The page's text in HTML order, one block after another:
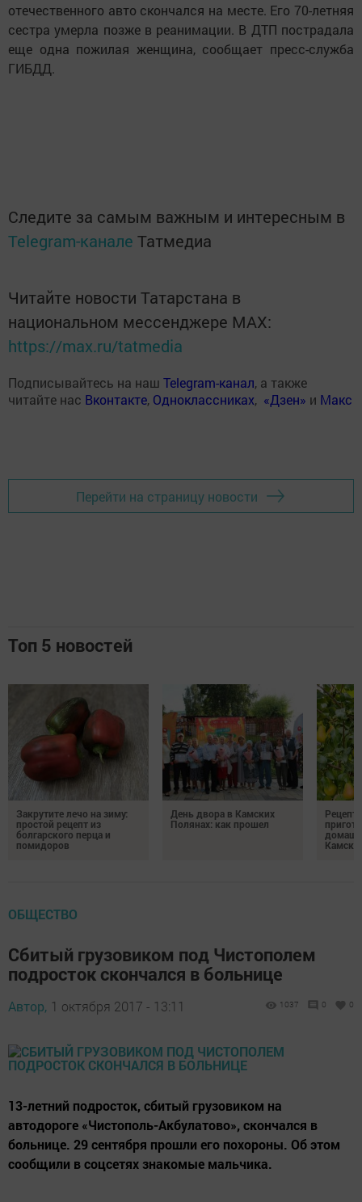
отечественного авто скончался на месте. Его 70-летняя
сестра умерла позже в реанимации. В ДТП пострадала
еще одна пожилая женщина, сообщает пресс-служба
ГИБДД.
Следите за самым важным и интересным в
Telegram-канале Татмедиа
Читайте новости Татарстана в
национальном мессенджере MАХ:
https://max.ru/tatmedia
Подписывайтесь на наш Telegram-канал, а также
читайте нас Вконтакте, Одноклассниках, «Дзен» и Макс
Перейти на страницу новости
Топ 5 новостей
Закрутите лечо на зиму:
простой рецепт из
болгарского перца и
помидоров
День двора в Камских
Полянах: как прошел
ОБЩЕСТВО
Сбитый грузовиком под Чистополем
подросток скончался в больнице
Автор, 1 октября 2017 - 13:11 1037 0 0
13-летний подросток, сбитый грузовиком на
автодороге «Чистополь-Акбулатово», скончался в
больнице. 29 сентября прошли его похороны. Об этом
сообщили в соцсетях знакомые мальчика.